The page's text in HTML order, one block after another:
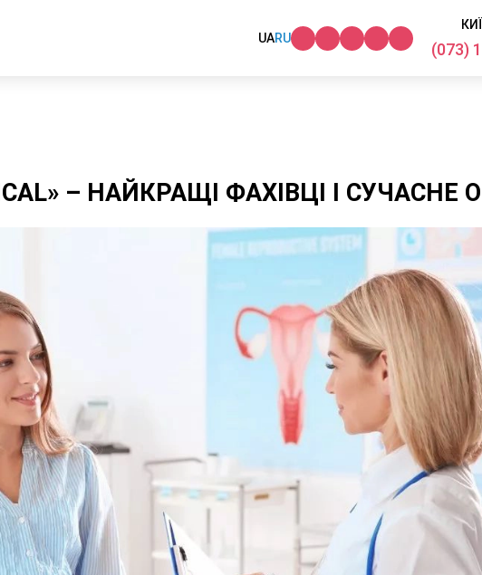
UARU
(073)
– НАЙКРАЩІ ФАХІВЦІ І